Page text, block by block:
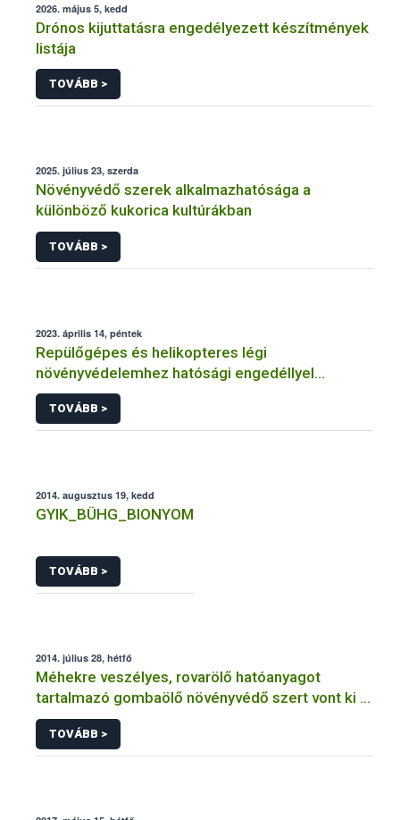
2026. május 5, kedd
Drónos kijuttatásra engedélyezett készítmények
listája
TOVÁBB >
2025. július 23, szerda
Növényvédő szerek alkalmazhatósága a
különböző kukorica kultúrákban
TOVÁBB >
2023. április 14, péntek
Repülőgépes és helikopteres légi
növényvédelemhez hatósági engedéllyel
rendelkező szervezetek
TOVÁBB >
2014. augusztus 19, kedd
GYIK_BÜHG_BIONYOM
TOVÁBB >
2014. július 28, hétfő
Méhekre veszélyes, rovarölő hatóanyagot
tartalmazó gombaölő növényvédő szert vont ki a
forgalomból a NÉBIH
TOVÁBB >